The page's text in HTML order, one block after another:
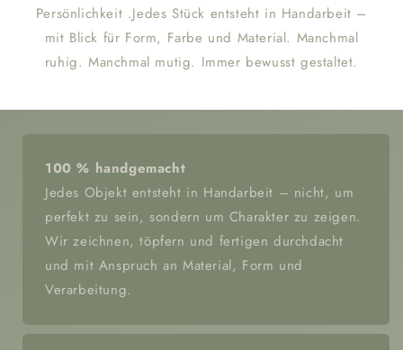
Persönlichkeit .Jedes Stück entsteht in Handarbeit –
mit Blick für Form, Farbe und Material. Manchmal
ruhig. Manchmal mutig. Immer bewusst gestaltet.
100 % handgemacht
Jedes Objekt entsteht in Handarbeit – nicht, um
perfekt zu sein, sondern um Charakter zu zeigen.
Wir zeichnen, töpfern und fertigen durchdacht
und mit Anspruch an Material, Form und
Verarbeitung.